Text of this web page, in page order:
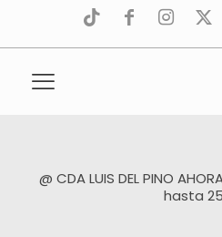
tiktokfacebook
@ CDA LUIS DEL PINO
hasta